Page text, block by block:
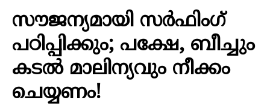
സൗജന്യമായി സർഫിംഗ്
പഠിപ്പിക്കും; പക്ഷേ, ബീച്ചും
കടൽ മാലിന്യവും നീക്കം
ചെയ്യണം!